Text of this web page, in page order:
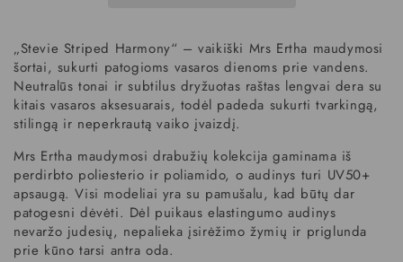
„Stevie Striped Harmony“ – vaikiški Mrs Ertha maudymosi
šortai, sukurti patogioms vasaros dienoms prie vandens.
Neutralūs tonai ir subtilus dryžuotas raštas lengvai dera su
kitais vasaros aksesuarais, todėl padeda sukurti tvarkingą,
stilingą ir neperkrautą vaiko įvaizdį.
Mrs Ertha maudymosi drabužių kolekcija gaminama iš
perdirbto poliesterio ir poliamido, o audinys turi UV50+
apsaugą. Visi modeliai yra su pamušalu, kad būtų dar
patogesni dėvėti. Dėl puikaus elastingumo audinys
nevaržo judesių, nepalieka įsirėžimo žymių ir priglunda
prie kūno tarsi antra oda.